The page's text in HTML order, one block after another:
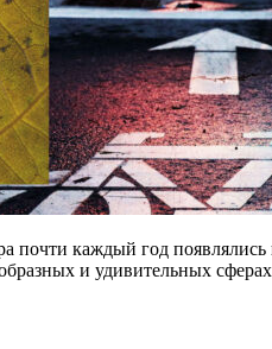
каждый год
и удивительных